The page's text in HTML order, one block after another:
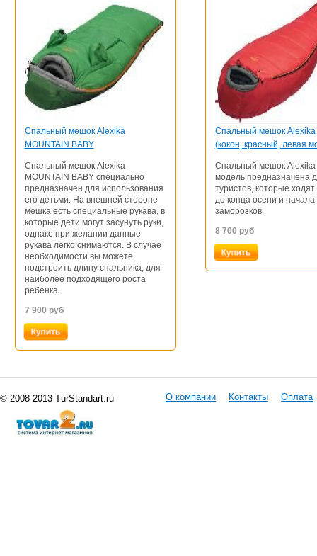
Спальный мешок Alexika
MOUNTAIN BABY
Спальный мешок Alexika
MOUNTAIN BABY специально
предназначен для использования
его детьми. На внешней стороне
мешка есть специальные рукава, в
которые дети могут засунуть руки,
однако при желании данные
рукава легко снимаются. В случае
необходимости вы можете
подстроить длину спальника, для
наиболее подходящего роста
ребенка.
7 900 руб
Спaльный мeшoк Alexika
(кокон, красный, левая
Спaльный мeшoк Alexika
модель предназначена
туристов, которые ходят
до конца осени и
заморозков.
8 700 руб
© 2008-2013 TurStandart.ru О компании Контакты Оплата